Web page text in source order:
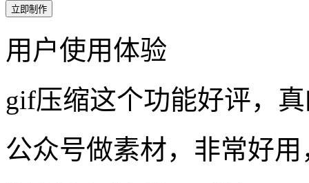
立即制作
用户使用体验
gif压缩这个功能好评，
公众号做素材，非常好